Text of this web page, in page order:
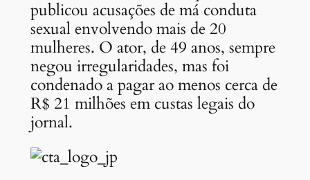
publicou acusações de má conduta
sexual envolvendo mais de 20
mulheres. O ator, de 49 anos, sempre
negou irregularidades, mas foi
condenado a pagar ao menos cerca de
R$ 21 milhões em custas legais do
jornal.